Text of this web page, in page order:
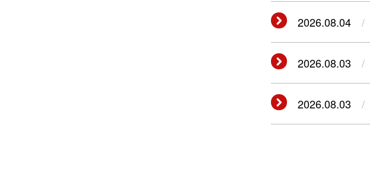
2026.08.04
2026.08.03
2026.08.03